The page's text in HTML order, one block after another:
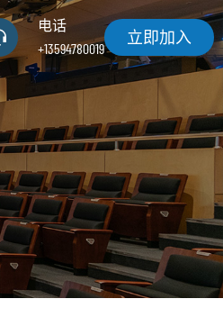
电话
+13594780019
立即加入